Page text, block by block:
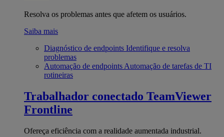
Resolva os problemas antes que afetem os usuários.
Saiba mais
Diagnóstico de endpoints Identifique e resolva
problemas
Automação de endpoints Automação de tarefas de TI
rotineiras
Trabalhador conectado TeamViewer
Frontline
Ofereça eficiência com a realidade aumentada industrial.